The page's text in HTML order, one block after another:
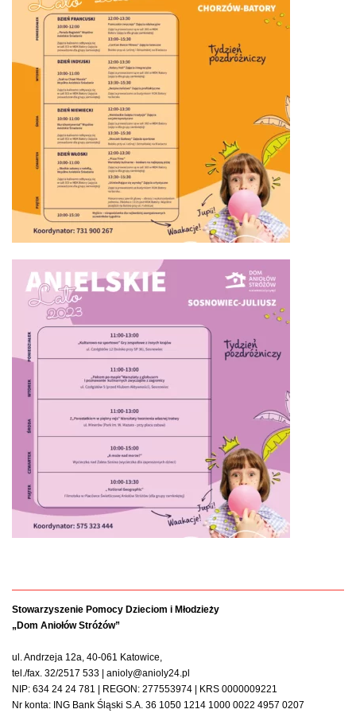
Stowarzyszenie Pomocy Dzieciom i Młodzieży
„Dom Aniołów Stróżów”
ul. Andrzeja 12a, 40-061 Katowice,
tel./fax. 32/2517 533 | anioly@anioly24.pl
NIP: 634 24 24 781 | REGON: 277553974 | KRS 0000009221
Nr konta: ING Bank Śląski S.A. 36 1050 1214 1000 0022 4957 0207